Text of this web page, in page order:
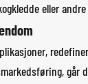
eller